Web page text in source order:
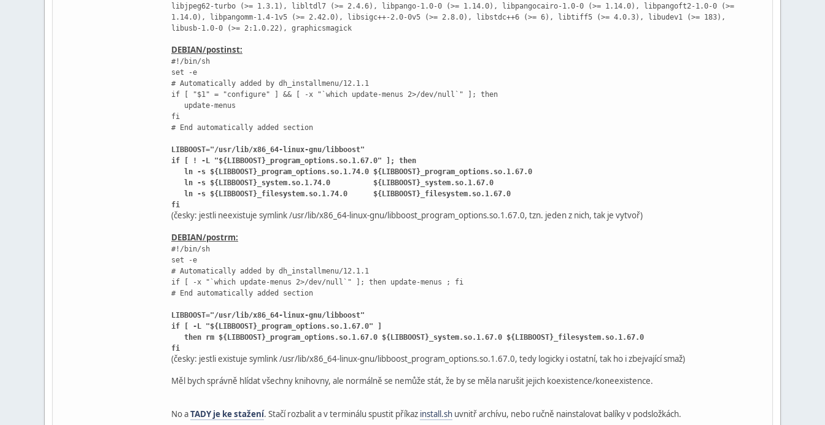
libjpeg62-turbo (>= 1.3.1), libltdl7 (>= 2.4.6), libpango-1.0-0 (>= 1.14.0), libpangocairo-1.0-0 (>= 1.14.0), libpangoft2-1.0-0 (>=
1.14.0), libpangomm-1.4-1v5 (>= 2.42.0), libsigc++-2.0-0v5 (>= 2.8.0), libstdc++6 (>= 6), libtiff5 (>= 4.0.3), libudev1 (>= 183),
libusb-1.0-0 (>= 2:1.0.22), graphicsmagick
DEBIAN/postinst:
#!/bin/sh
set -e
# Automatically added by dh_installmenu/12.1.1
if [ "$1" = "configure" ] && [ -x "`which update-menus 2>/dev/null`" ]; then
update-menus
fi
# End automatically added section
LIBBOOST="/usr/lib/x86_64-linux-gnu/libboost"
if [ ! -L "${LIBBOOST}_program_options.so.1.67.0" ]; then
ln -s ${LIBBOOST}_program_options.so.1.74.0 ${LIBBOOST}_program_options.so.1.67.0
ln -s ${LIBBOOST}_system.so.1.74.0 ${LIBBOOST}_system.so.1.67.0
ln -s ${LIBBOOST}_filesystem.so.1.74.0 ${LIBBOOST}_filesystem.so.1.67.0
fi
(česky: jestli neexistuje symlink /usr/lib/x86_64-linux-gnu/libboost_program_options.so.1.67.0, tzn. jeden z nich, tak je vytvoř)
DEBIAN/postrm:
#!/bin/sh
set -e
# Automatically added by dh_installmenu/12.1.1
if [ -x "`which update-menus 2>/dev/null`" ]; then update-menus ; fi
# End automatically added section
LIBBOOST="/usr/lib/x86_64-linux-gnu/libboost"
if [ -L "${LIBBOOST}_program_options.so.1.67.0" ]
then rm ${LIBBOOST}_program_options.so.1.67.0 ${LIBBOOST}_system.so.1.67.0 ${LIBBOOST}_filesystem.so.1.67.0
fi
(česky: jestli existuje symlink /usr/lib/x86_64-linux-gnu/libboost_program_options.so.1.67.0, tedy logicky i ostatní, tak ho i zbejvající smaž)
Měl bych správně hlídat všechny knihovny, ale normálně se nemůže stát, že by se měla narušit jejich koexistence/koneexistence.
No aTADY je ke stažení. Stačí rozbalit a v terminálu spustit příkaz install.sh uvnitř archívu, nebo ručně nainstalovat balíky v podsložkách.